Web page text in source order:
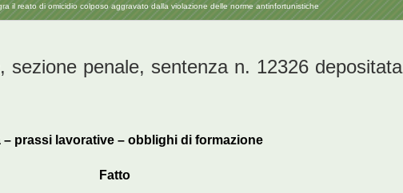
il reato di omicidio colposo aggravato dalla violazione delle norme antinfortunistiche
sezione penale, sentenza n. 12326 depositata
prassi lavorative – obblighi di formazione
Fatto